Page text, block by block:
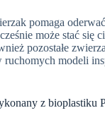
pomaga
może stać się
pozostałe
ruchomych modeli
z bioplastiku